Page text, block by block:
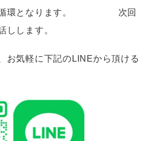
悪循環となります。 次回
しします。
お気軽に下記のLINEから頂ける